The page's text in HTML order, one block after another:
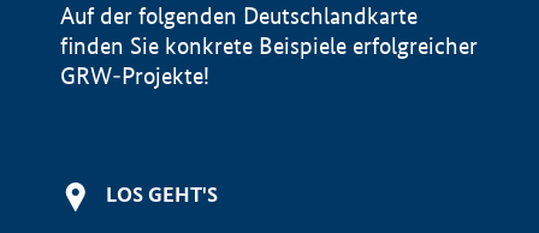
Auf der folgenden Deutschlandkarte
finden Sie konkrete Beispiele erfolgreicher
GRW-Projekte!
LOS GEHT'S